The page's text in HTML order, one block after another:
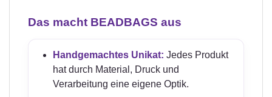
Das macht BEADBAGS aus
Handgemachtes Unikat: Jedes Produkt
hat durch Material, Druck und
Verarbeitung eine eigene Optik.